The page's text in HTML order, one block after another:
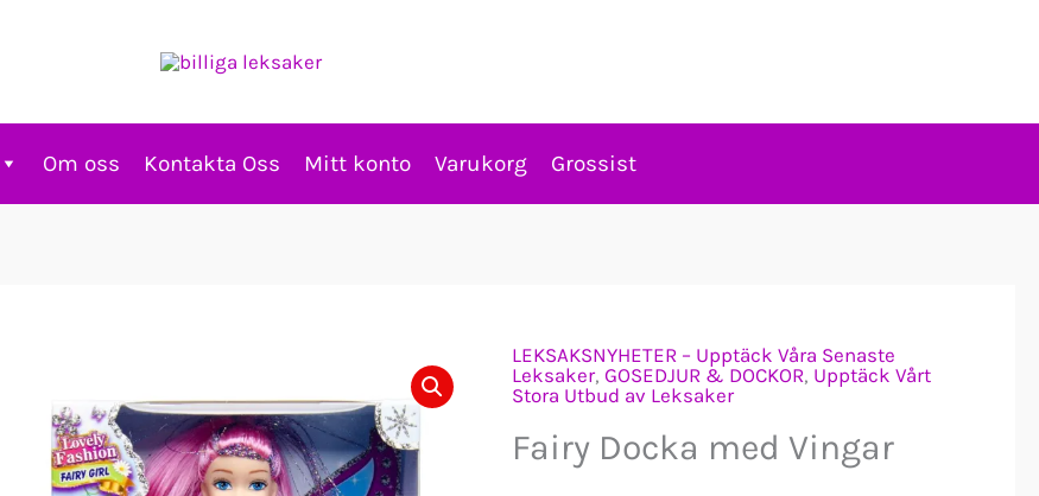
Om oss Kontakta Oss Mitt konto Varukorg Grossist
LEKSAKSNYHETER – Upptäck Våra Senaste
Leksaker,GOSEDJUR & DOCKOR, Upptäck Vårt
Stora Utbud av Leksaker
Fairy Docka med Vingar